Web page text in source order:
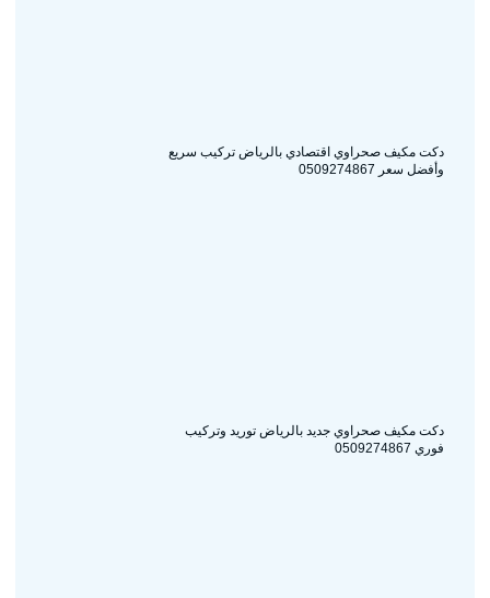
دكت مكيف صحراوي اقتصادي بالرياض تركيب سريع
وأفضل سعر 0509274867
دكت مكيف صحراوي جديد بالرياض توريد وتركيب
فوري 0509274867